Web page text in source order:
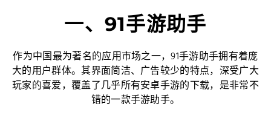
一、91手游助手
作为中国最为著名的应用市场之一，91手游助手拥有着庞
大的用户群体。其界面简洁、广告较少的特点，深受广大
玩家的喜爱，覆盖了几乎所有安卓手游的下载，是非常不
错的一款手游助手。